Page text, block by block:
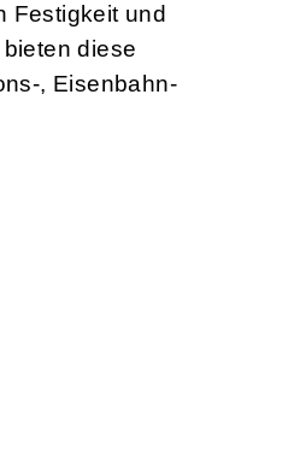
Festigkeit und
diese
, Eisenbahn-